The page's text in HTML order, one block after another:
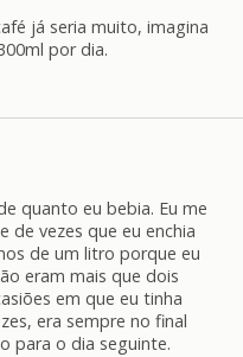
já seria muito, imagina
por dia.
quanto eu bebia. Eu me
de vezes que eu enchia
de um litro porque eu
eram mais que dois
em que eu tinha
era sempre no final
para o dia seguinte.